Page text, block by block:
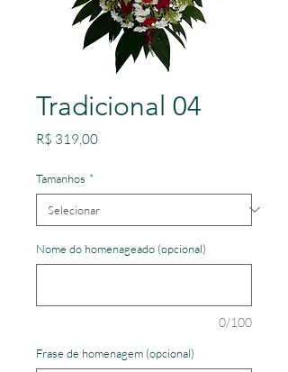
Tradicional 04
R$ 319,00Preço
Tamanhos *
Nome do homenageado (opcional)
0/100
Frase de homenagem (opcional)